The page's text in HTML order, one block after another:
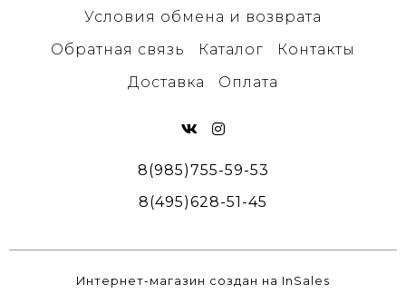
Условия обмена и возврата
Обратная связь
Каталог
Контакты
Доставка
Оплата
8(985)755-59-53
8(495)628-51-45
Интернет-магазин создан на InSales